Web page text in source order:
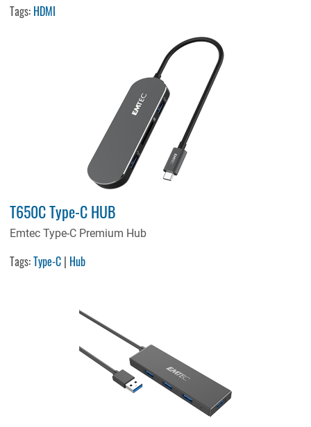
Tags: HDMI
T650C Type-C HUB
Emtec Type-C Premium Hub
Tags:Type-C | Hub